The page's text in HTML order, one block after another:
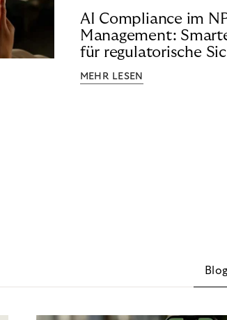
AI Compliance im
Management:
für regulatorische
MEHR LESEN